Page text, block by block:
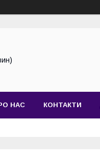
НАС КОНТАКТИ